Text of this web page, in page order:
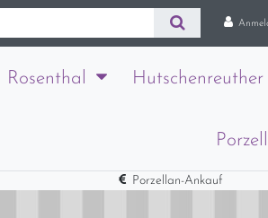
Rosenthal Hutschenreuther
Porzellan-Ankauf